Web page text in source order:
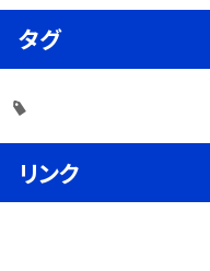
タグ
リンク